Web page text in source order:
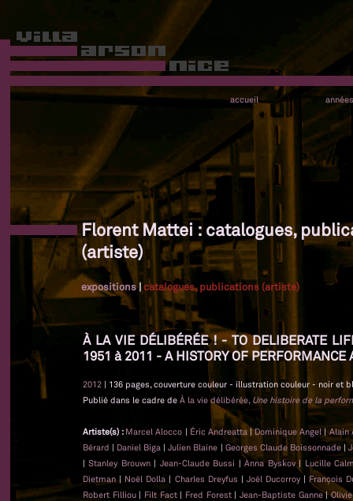
accueil années
Florent Mattei : catalogues,
(artiste)
expositions|catalogues, publications (artiste)
À LA VIE DÉLIBÉRÉE ! - TO DELIBERATE
1951 à 2011 - A HISTORY OF
2012 | 136 pages, couverture couleur - illustration couleur - noir et
Publié dans le cadre de À la vie délibérée, Une histoire de la
Artiste(s) : Marcel Alocco | Éric Andreatta|Dominique Angel|Alain
Bérard | Daniel Biga |Julien Blaine | Georges Claude Boissonnade|
|Stanley Brouwn| Jean-Claude Bussi |Anna Byskov| Lucille
Dietman| Noël Dolla | Charles Dreyfus | Joël Ducorroy| François
Robert Filliou| Filt Fact| Fred Forest| Jean-Baptiste Ganne|